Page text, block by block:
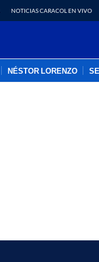
NOTICIAS CARACOL EN VIVO
NÉSTOR LORENZO